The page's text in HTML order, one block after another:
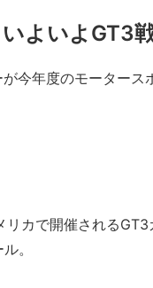
よいよGT3
今年度のモータース
カで開催される
。